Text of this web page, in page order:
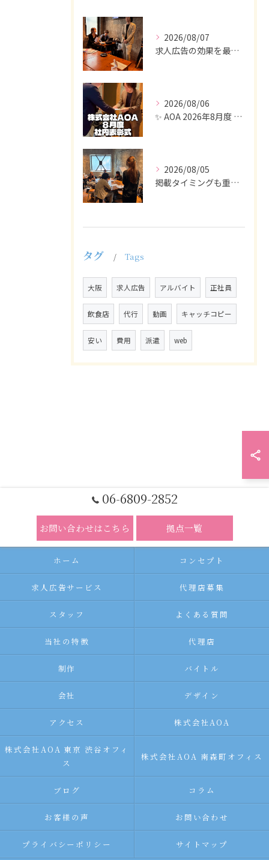
2026/08/07
求人広告の効果を最大化するために最も重要なのは、掲載タイミン...
2026/08/06
✨ AOA 2026年8月度 表彰式レポート ✨
2026/08/05
掲載タイミングも重要で、業界動向や求職者の活動時期に合わせて...
タグ Tags
大阪 求人広告 アルバイト 正社員
飲食店 代行 動画 キャッチコピー
安い 費用 派遣 web
06-6809-2852
お問い合わせはこちら 拠点一覧
ホーム コンセプト
求人広告サービス 代理店募集
スタッフ よくある質問
当社の特徴 代理店
制作 バイトル
会社 デザイン
アクセス 株式会社AOA
株式会社AOA 東京 渋谷オフィ
ス
株式会社AOA 南森町オフィス
ブログ コラム
お客様の声 お問い合わせ
プライバシーポリシー サイトマップ